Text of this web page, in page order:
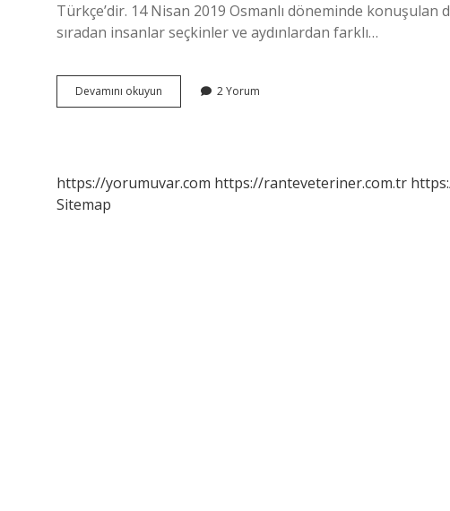
Türkçe’dir. 14 Nisan 2019 Osmanlı döneminde konuşulan
sıradan insanlar seçkinler ve aydınlardan farklı…
Devamını okuyun Çağatay
Türkçesi
2 Yorum
https://yorumuvar.com https://ranteveteriner.com.tr
Sitemap